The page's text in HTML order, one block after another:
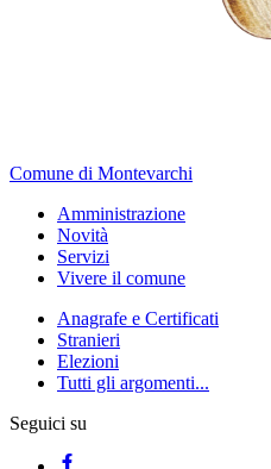
Comune di Montevarchi
Amministrazione
Novità
Servizi
Vivere il comune
Anagrafe e Certificati
Stranieri
Elezioni
Tutti gli argomenti...
Seguici su